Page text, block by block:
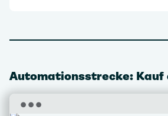
Automationsstrecke: Kauf